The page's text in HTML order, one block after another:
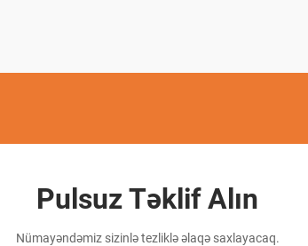
Pulsuz Təklif Alın
Nümayəndəmiz sizinlə tezliklə əlaqə saxlayacaq.